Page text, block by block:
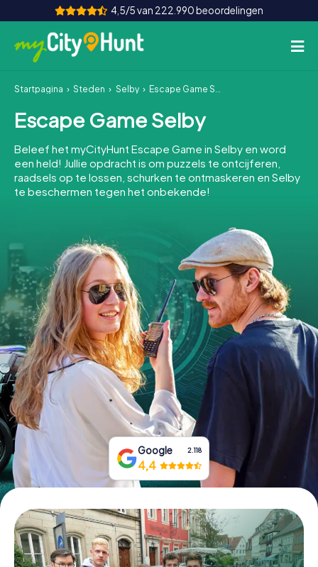
4,5/5 van 222.990 beoordelingen
Hoe het werkt
Steden
Tours
Teamevenement
INT AT CH
DE
ES
FR UK
IE
IT
NL
Boek tickets
Koop cadeaubonnen
Startpagina Steden Selby Escape Game Selby
Escape Game Selby
Beleef het myCityHunt Escape Game in Selby en word
een held! Jullie opdracht is om puzzels te ontcijferen,
raadsels op te lossen, schurken te ontmaskeren en Selby
te beschermen tegen het onbekende!
Google 2.118
4,4